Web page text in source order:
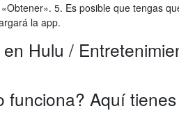
5. Es posible que tengas
la app.
Hulu /
funciona? Aquí